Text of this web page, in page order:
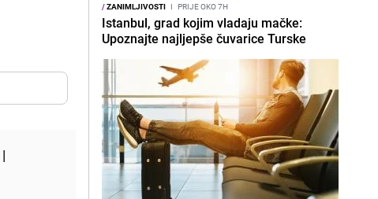
|
/ZANIMLJIVOSTI I PRIJE OKO 7H
Istanbul, grad kojim vladaju mačke:
Upoznajte najljepše čuvarice Turske